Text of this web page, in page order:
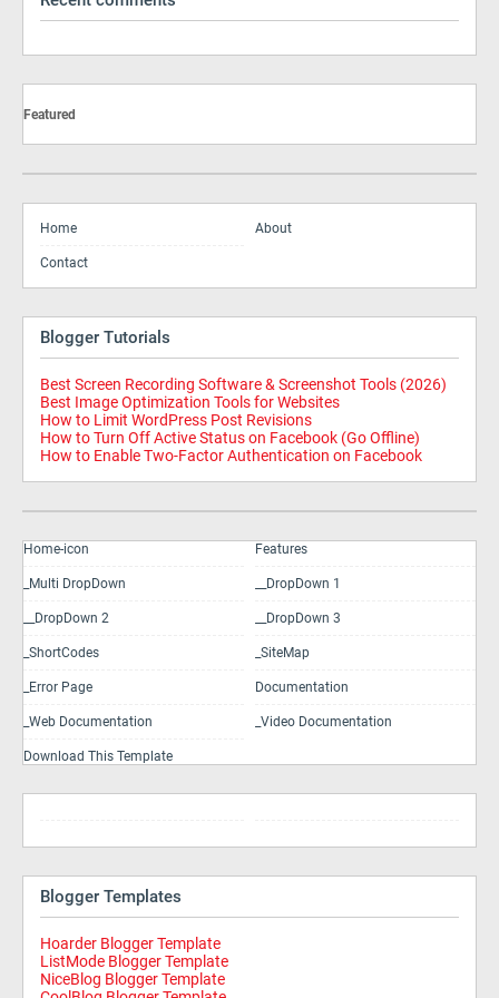
Featured
Home About
Contact
Blogger Tutorials
Best Screen Recording Software & Screenshot Tools (2026)
Best Image Optimization Tools for Websites
How to Limit WordPress Post Revisions
How to Turn Off Active Status on Facebook (Go Offline)
How to Enable Two-Factor Authentication on Facebook
Home-icon Features
_Multi DropDown __DropDown 1
__DropDown 2 __DropDown 3
_ShortCodes _SiteMap
_Error Page Documentation
_Web Documentation _Video Documentation
Download This Template
Blogger Templates
Hoarder Blogger Template
ListMode Blogger Template
NiceBlog Blogger Template